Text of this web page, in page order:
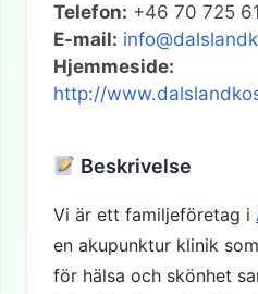
Telefon: +46 70 725
E-mail:
Hjemmeside:
http://
Beskrivelse
Vi är ett familjeföretag i
en akupunktur klinik
för hälsa och skönhet